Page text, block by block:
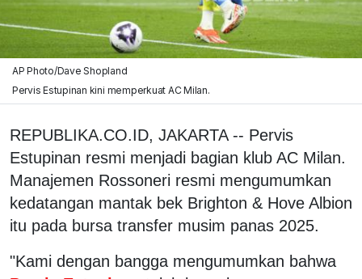
AP Photo/Dave Shopland
Pervis Estupinan kini memperkuat AC Milan.
REPUBLIKA.CO.ID, JAKARTA -- Pervis
Estupinan resmi menjadi bagian klub AC Milan.
Manajemen Rossoneri resmi mengumumkan
kedatangan mantak bek Brighton & Hove Albion
itu pada bursa transfer musim panas 2025.
"Kami dengan bangga mengumumkan bahwa